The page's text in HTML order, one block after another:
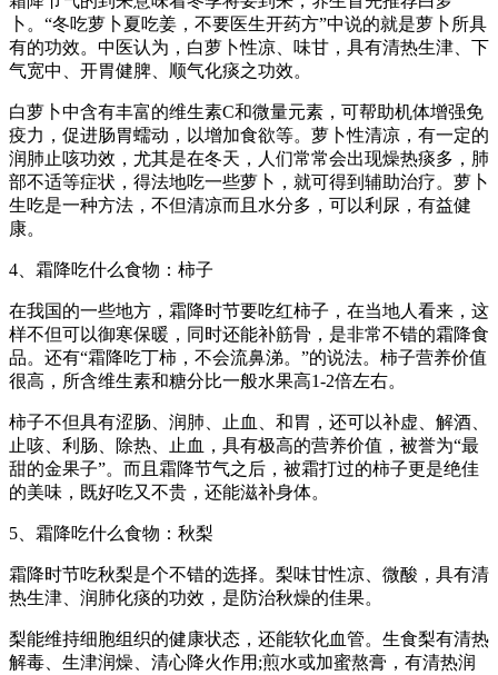
卜。“冬吃萝卜夏吃姜，不要医生开药方”中说的就是萝卜所具
有的功效。中医认为，白萝卜性凉、味甘，具有清热生津、下
气宽中、开胃健脾、顺气化痰之功效。
白萝卜中含有丰富的维生素C和微量元素，可帮助机体增强免
疫力，促进肠胃蠕动，以增加食欲等。萝卜性清凉，有一定的
润肺止咳功效，尤其是在冬天，人们常常会出现燥热痰多，肺
部不适等症状，得法地吃一些萝卜，就可得到辅助治疗。萝卜
生吃是一种方法，不但清凉而且水分多，可以利尿，有益健
康。
4、霜降吃什么食物：柿子
在我国的一些地方，霜降时节要吃红柿子，在当地人看来，这
样不但可以御寒保暖，同时还能补筋骨，是非常不错的霜降食
品。还有“霜降吃丁柿，不会流鼻涕。”的说法。柿子营养价值
很高，所含维生素和糖分比一般水果高1-2倍左右。
柿子不但具有涩肠、润肺、止血、和胃，还可以补虚、解酒、
止咳、利肠、除热、止血，具有极高的营养价值，被誉为“最
甜的金果子”。而且霜降节气之后，被霜打过的柿子更是绝佳
的美味，既好吃又不贵，还能滋补身体。
5、霜降吃什么食物：秋梨
霜降时节吃秋梨是个不错的选择。梨味甘性凉、微酸，具有清
热生津、润肺化痰的功效，是防治秋燥的佳果。
梨能维持细胞组织的健康状态，还能软化血管。生食梨有清热
解毒、生津润燥、清心降火作用;煎水或加蜜熬膏，有清热润